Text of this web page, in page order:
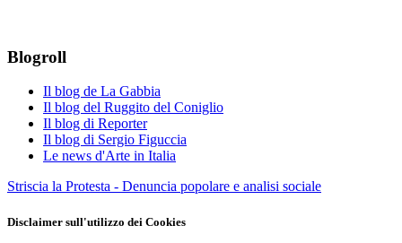
Blogroll
Il blog de La Gabbia
Il blog del Ruggito del Coniglio
Il blog di Reporter
Il blog di Sergio Figuccia
Le news d'Arte in Italia
Striscia la Protesta - Denuncia popolare e analisi sociale
Disclaimer sull'utilizzo dei Cookies